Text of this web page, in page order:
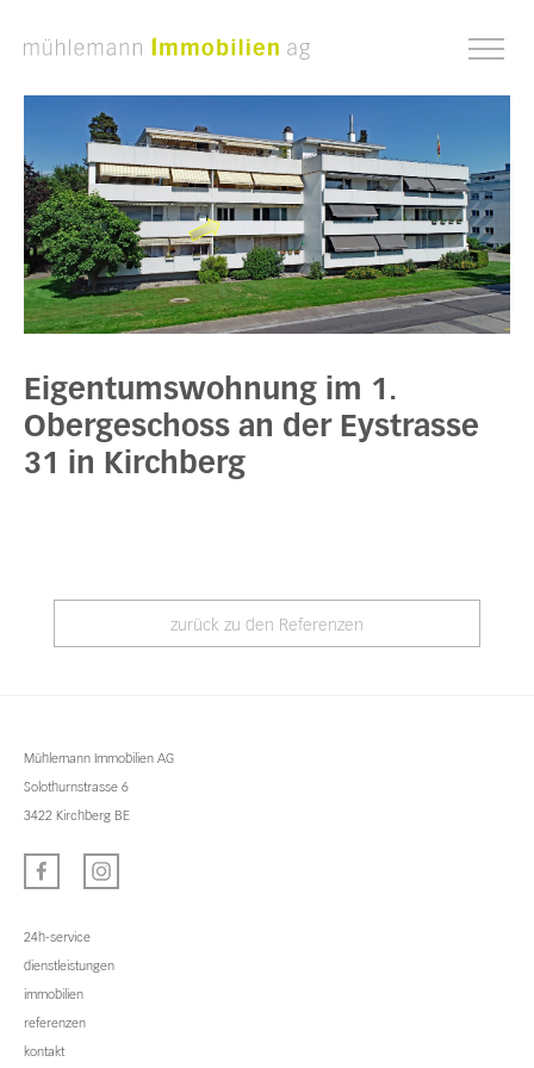
Eigentumswohnung im 1.
Obergeschoss an der Eystrasse
31 in Kirchberg
zurück zu den Referenzen
Mühlemann Immobilien AG
Solothurnstrasse 6
3422 Kirchberg BE
24h-service
dienstleistungen
immobilien
referenzen
kontakt